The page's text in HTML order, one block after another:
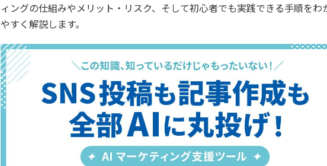
ィングの仕組みやメリット・リスク、そして初心者でも実践できる手順をわ
やすく解説します。